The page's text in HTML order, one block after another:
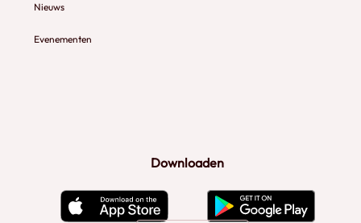
Nieuws
Evenementen
Downloaden